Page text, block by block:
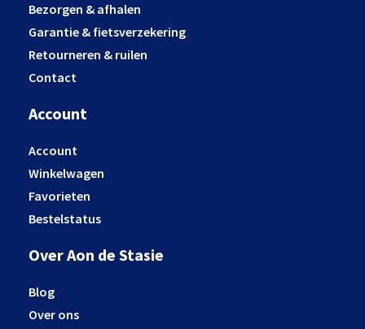
Bezorgen & afhalen
Garantie & fietsverzekering
Retourneren & ruilen
Contact
Account
Account
Winkelwagen
Favorieten
Bestelstatus
Over Aon de Stasie
Blog
Over ons